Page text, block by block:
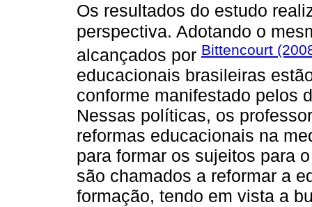
Os resultados do estudo
perspectiva. Adotando o
alcançados por Bittencourt
educacionais brasileiras
conforme manifestado pelos
Nessas políticas, os
reformas educacionais na
para formar os sujeitos para
são chamados a reformar a
formação, tendo em vista a